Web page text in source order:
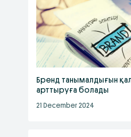
Бренд танымалдығын
арттыруға болады
21 December 2024